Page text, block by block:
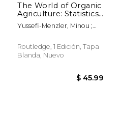
The World of Organic
Agriculture: Statistics
and Emerging Trends
2008 (en Inglés)
Yussefi-Menzler, Minou ;
Neil
Routledge, 1 Edición, Tapa
Blanda, Nuevo